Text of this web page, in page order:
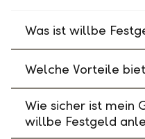
Was ist willbe
Welche Vorteile
Wie sicher ist mein
willbe Festgeld